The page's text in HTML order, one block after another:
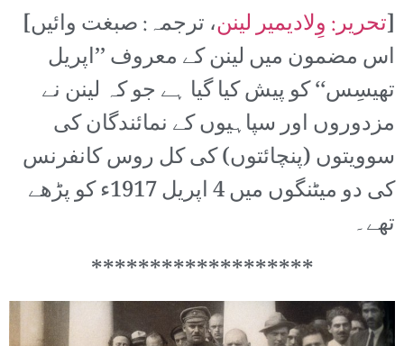
[تحریر: وِلادیمیر لینن، ترجمہ: صبغت وائیں]
اس مضمون میں لینن کے معروف ’’اپریل
تھیسِس‘‘ کو پیش کیا گیا ہے جو کہ لینن نے
مزدوروں اور سپاہیوں کے نمائندگان کی
سوویتوں (پنچائتوں) کی کل روس کانفرنس
کی دو میٹنگوں میں 4 اپریل 1917ء کو پڑھے
تھے۔
*******************